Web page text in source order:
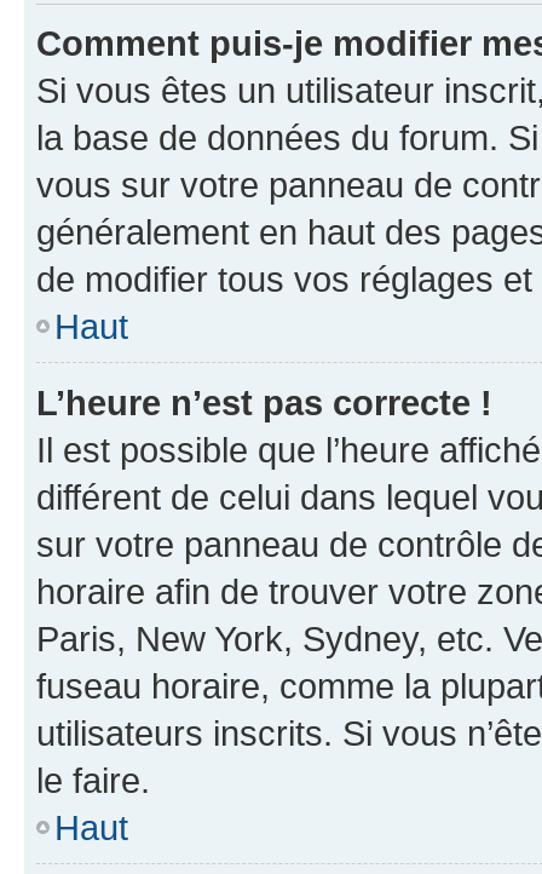
Comment puis-je modifier
Si vous êtes un utilisateur
la base de données du forum.
vous sur votre panneau de
généralement en haut des
de modifier tous vos réglages
Haut
L’heure n’est pas correcte !
Il est possible que l’heure
différent de celui dans lequel
sur votre panneau de contrôle
horaire afin de trouver votre
Paris, New York, Sydney, etc.
fuseau horaire, comme la
utilisateurs inscrits. Si vous
le faire.
Haut